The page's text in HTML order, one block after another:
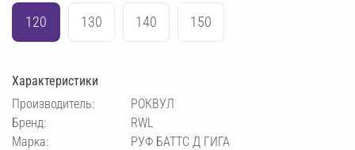
120 130 140 150
Характеристики
Производитель:
РОКВУЛ
Бренд:
RWL
Марка:
РУФ БАТТС Д ГИГА